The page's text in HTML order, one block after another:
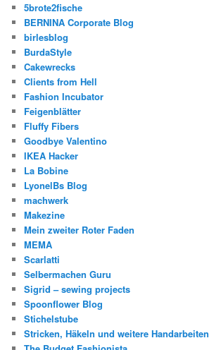
5brote2fische
BERNINA Corporate Blog
birlesblog
BurdaStyle
Cakewrecks
Clients from Hell
Fashion Incubator
Feigenblätter
Fluffy Fibers
Goodbye Valentino
IKEA Hacker
La Bobine
LyonelBs Blog
machwerk
Makezine
Mein zweiter Roter Faden
MEMA
Scarlatti
Selbermachen Guru
Sigrid – sewing projects
Spoonflower Blog
Stichelstube
Stricken, Häkeln und weitere Handarbeiten